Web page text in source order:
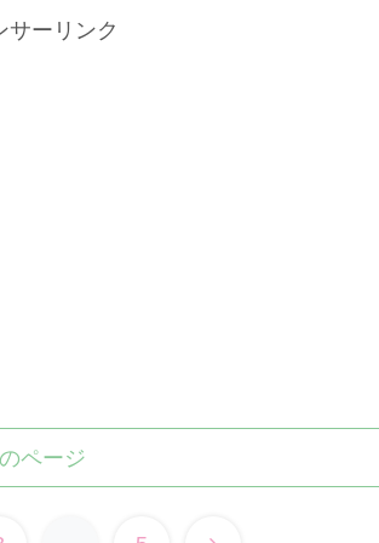
サーリンク
ページ